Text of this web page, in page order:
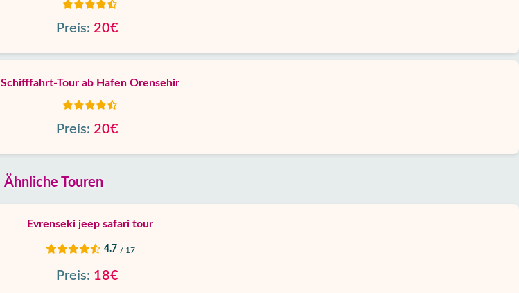
Preis: 20€
Schifffahrt-Tour ab Hafen Orensehir
Preis: 20€
Ähnliche Touren
Evrenseki jeep safari tour
4.7 / 17
Preis: 18€